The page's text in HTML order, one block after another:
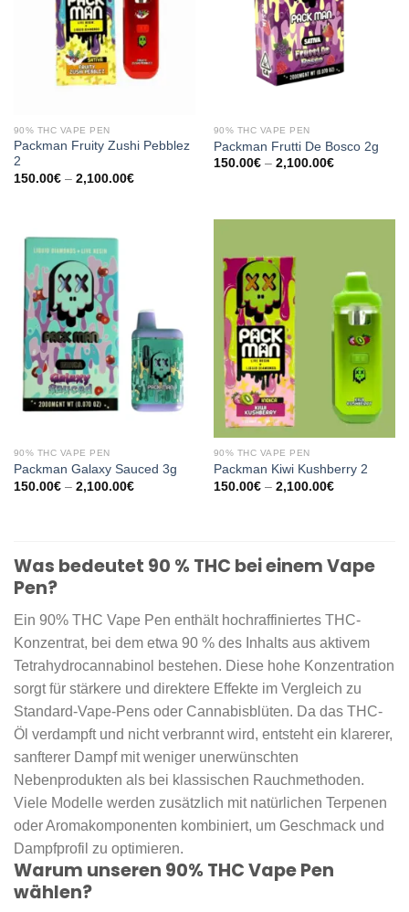
90% THC VAPE PEN
Packman Fruity Zushi Pebblez
2
150.00€ – 2,100.00€Preisspanne:
90% THC VAPE PEN
Packman Frutti De Bosco 2g
150.00€ – 2,100.00€Preisspanne:
90% THC VAPE PEN
Packman Galaxy Sauced 3g
150.00€ – 2,100.00€Preisspanne:
90% THC VAPE PEN
Packman Kiwi Kushberry 2
150.00€ – 2,100.00€Preisspanne:
Was bedeutet 90 % THC bei einem Vape
Pen?
Ein 90% THC Vape Pen enthält hochraffiniertes THC-
Konzentrat, bei dem etwa 90 % des Inhalts aus aktivem
Tetrahydrocannabinol bestehen. Diese hohe Konzentration
sorgt für stärkere und direktere Effekte im Vergleich zu
Standard-Vape-Pens oder Cannabisblüten. Da das THC-
Öl verdampft und nicht verbrannt wird, entsteht ein klarerer,
sanfterer Dampf mit weniger unerwünschten
Nebenprodukten als bei klassischen Rauchmethoden.
Viele Modelle werden zusätzlich mit natürlichen Terpenen
oder Aromakomponenten kombiniert, um Geschmack und
Dampfprofil zu optimieren.
Warum unseren 90% THC Vape Pen
wählen?